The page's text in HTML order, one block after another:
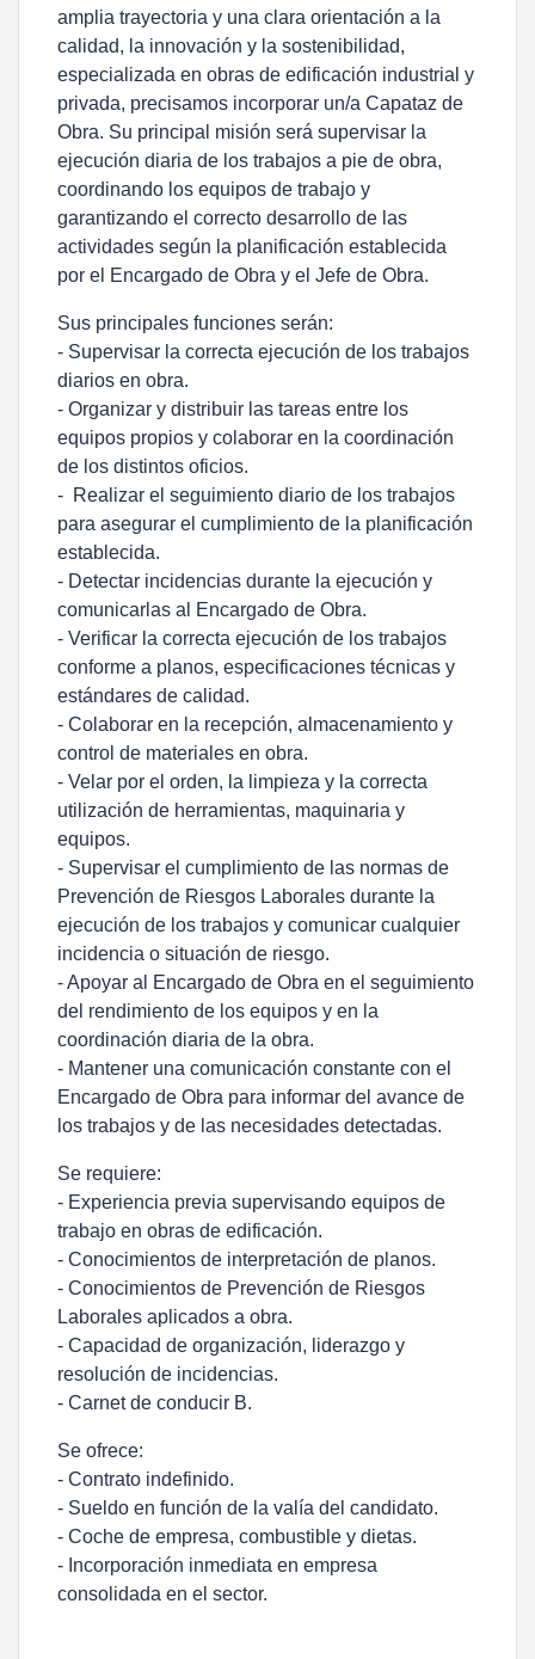
amplia trayectoria y una clara orientación a la
calidad, la innovación y la sostenibilidad,
especializada en obras de edificación industrial y
privada, precisamos incorporar un/a Capataz de
Obra. Su principal misión será supervisar la
ejecución diaria de los trabajos a pie de obra,
coordinando los equipos de trabajo y
garantizando el correcto desarrollo de las
actividades según la planificación establecida
por el Encargado de Obra y el Jefe de Obra.
Sus principales funciones serán:
- Supervisar la correcta ejecución de los trabajos
diarios en obra.
- Organizar y distribuir las tareas entre los
equipos propios y colaborar en la coordinación
de los distintos oficios.
- Realizar el seguimiento diario de los trabajos
para asegurar el cumplimiento de la planificación
establecida.
- Detectar incidencias durante la ejecución y
comunicarlas al Encargado de Obra.
- Verificar la correcta ejecución de los trabajos
conforme a planos, especificaciones técnicas y
estándares de calidad.
- Colaborar en la recepción, almacenamiento y
control de materiales en obra.
- Velar por el orden, la limpieza y la correcta
utilización de herramientas, maquinaria y
equipos.
- Supervisar el cumplimiento de las normas de
Prevención de Riesgos Laborales durante la
ejecución de los trabajos y comunicar cualquier
incidencia o situación de riesgo.
- Apoyar al Encargado de Obra en el seguimiento
del rendimiento de los equipos y en la
coordinación diaria de la obra.
- Mantener una comunicación constante con el
Encargado de Obra para informar del avance de
los trabajos y de las necesidades detectadas.
Se requiere:
- Experiencia previa supervisando equipos de
trabajo en obras de edificación.
- Conocimientos de interpretación de planos.
- Conocimientos de Prevención de Riesgos
Laborales aplicados a obra.
- Capacidad de organización, liderazgo y
resolución de incidencias.
- Carnet de conducir B.
Se ofrece:
- Contrato indefinido.
- Sueldo en función de la valía del candidato.
- Coche de empresa, combustible y dietas.
- Incorporación inmediata en empresa
consolidada en el sector.